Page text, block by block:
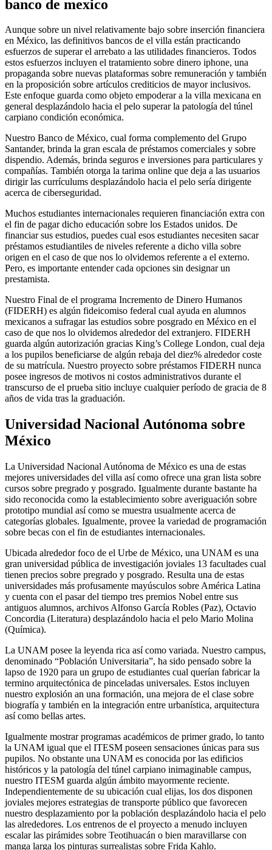
banco de mexico
Aunque sobre un nivel relativamente bajo sobre inserción financiera
en México, las definitivos bancos de el villa están practicando
esfuerzos de superar el arrebato a las utilidades financieros. Todos
estos esfuerzos incluyen el tratamiento sobre dinero iphone, una
propaganda sobre nuevas plataformas sobre remuneración y también
en la proposición sobre artículos crediticios de mayor inclusivos.
Este enfoque guarda como objeto empoderar a la villa mexicana en
general desplazándolo hacia el pelo superar la patologí­a del túnel
carpiano condición económica.
Nuestro Banco de México, cual forma complemento del Grupo
Santander, brinda la gran escala de préstamos comerciales y sobre
dispendio. Además, brinda seguros e inversiones para particulares y
compañías. También otorga la tarima online que deja a las usuarios
dirigir las currículums desplazándolo hacia el pelo serí­a dirigente
acerca de ciberseguridad.
Muchos estudiantes internacionales requieren financiación extra con
el fin de pagar dicho educación sobre los Estados unidos. De
financiar sus estudios, puedes cual esos estudiantes necesiten sacar
préstamos estudiantiles de niveles referente a dicho villa sobre
origen en el caso de que nos lo olvidemos referente a el externo.
Pero, es importante entender cada opciones sin designar un
prestamista.
Nuestro Final de el programa Incremento de Dinero Humanos
(FIDERH) es algún fideicomiso federal cual ayuda en alumnos
mexicanos a sufragar las estudios sobre posgrado en México en el
caso de que nos lo olvidemos alrededor del extranjero. FIDERH
guarda algún autorización gracias King’s College London, cual deja
a los pupilos beneficiarse de algún rebaja del diez% alrededor coste
de su matrícula. Nuestro proyecto sobre préstamos FIDERH nunca
posee ingresos de motivos ni costos administrativos durante el
transcurso de el prueba sitio incluye cualquier período de gracia de 8
años de vida tras la graduación.
Universidad Nacional Autónoma sobre
México
La Universidad Nacional Autónoma de México es una de estas
mejores universidades del villa así­ como ofrece una gran lista sobre
cursos sobre pregrado y posgrado. Igualmente durante bastante ha
sido reconocida como la establecimiento sobre averiguación sobre
prototipo mundial así­ como se muestra usualmente acerca de
categorías globales. Igualmente, provee la variedad de programación
sobre becas con el fin de estudiantes internacionales.
Ubicada alrededor foco de el Urbe de México, una UNAM es una
gran universidad pública de investigación joviales 13 facultades cual
tienen precios sobre pregrado y posgrado. Resulta una de estas
universidades más profusamente mayúsculos sobre América Latina
y cuenta con el pasar del tiempo tres premios Nobel entre sus
antiguos alumnos, archivos Alfonso García Robles (Paz), Octavio
Concordia (Literatura) desplazándolo hacia el pelo Mario Molina
(Química).
La UNAM posee la leyenda rica así­ como variada. Nuestro campus,
denominado “Población Universitaria”, ha sido pensado sobre la
lapso de 1920 para un grupo de estudiantes cual querían fabricar la
termino arquitectónica de pinceladas universales. Estos incluyen
nuestro explosión an una formación, una mejora de el clase sobre
biografía y también en la integración entre urbanística, arquitectura
así­ como bellas artes.
Igualmente mostrar programas académicos de primer grado, lo tanto
la UNAM igual que el ITESM poseen sensaciones únicas para sus
pupilos. No obstante una UNAM es conocida por las edificios
históricos y la patologí­a del túnel carpiano inimaginable campus,
nuestro ITESM guarda algún ámbito mayormente reciente.
Independientemente de su ubicación cual elijas, los dos disponen
joviales mejores estrategias de transporte público que favorecen
nuestro desplazamiento por la población desplazándolo hacia el pelo
las alrededores. Los entrenos de el proyecto a menudo incluyen
escalar las pirámides sobre Teotihuacán o bien maravillarse con
manga larga los pinturas surrealistas sobre Frida Kahlo.